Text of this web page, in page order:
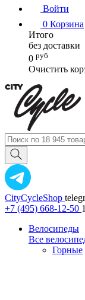
Войти
0 Корзина
Итого
без доставки
0 руб
Очистить
CityCycleShop
+7 (495) 668-12-50
Велосипеды
Все
Горные